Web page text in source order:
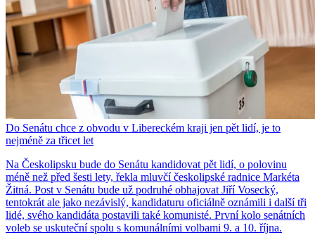
Do Senátu chce z obvodu v Libereckém kraji jen pět lidí, je to
nejméně za třicet let
Na Českolipsku bude do Senátu kandidovat pět lidí, o polovinu
méně než před šesti lety, řekla mluvčí českolipské radnice Markéta
Žitná. Post v Senátu bude už podruhé obhajovat Jiří Vosecký,
tentokrát ale jako nezávislý, kandidaturu oficiálně oznámili i další tři
lidé, svého kandidáta postavili také komunisté. První kolo senátních
voleb se uskuteční spolu s komunálními volbami 9. a 10. října.